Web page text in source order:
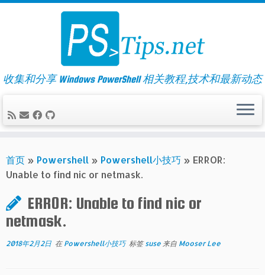
Skip
收集和分享 Windows PowerShell 相关教程,技术和最新动态
首页 » Powershell » Powershell小技巧 » ERROR:
Unable to find nic or netmask.
ERROR: Unable to find nic or
netmask.
2018年2月2日 在 Powershell小技巧 标签suse 来自 Mooser Lee